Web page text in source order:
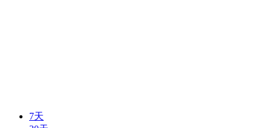
7天